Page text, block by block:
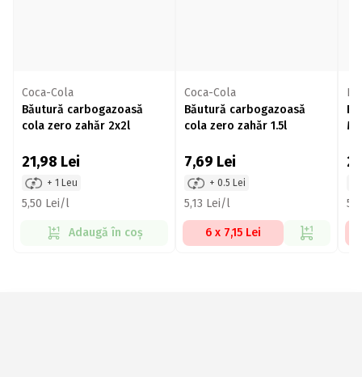
Coca-Cola
Băutură carbogazoasă
cola zero zahăr 2x2l
21,98 Lei
+ 1 Leu
5,50 Lei/l
Adaugă în coș
Coca-Cola
Băutură carbogazoasă
cola zero zahăr 1.5l
7,69 Lei
+ 0.5 Lei
5,13 Lei/l
6 x 7,15 Lei